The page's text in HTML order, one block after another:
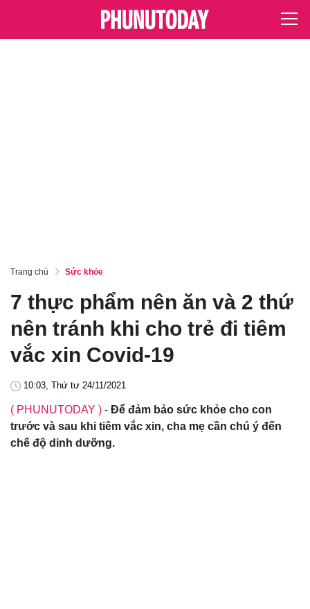
Trang chủ Sức khỏe
7 thực phẩm nên ăn và 2 thứ
nên tránh khi cho trẻ đi tiêm
vắc xin Covid-19
10:03, Thứ tư 24/11/2021
( PHUNUTODAY ) - Để đảm bảo sức khỏe cho con
trước và sau khi tiêm vắc xin, cha mẹ cần chú ý đến
chế độ dinh dưỡng.